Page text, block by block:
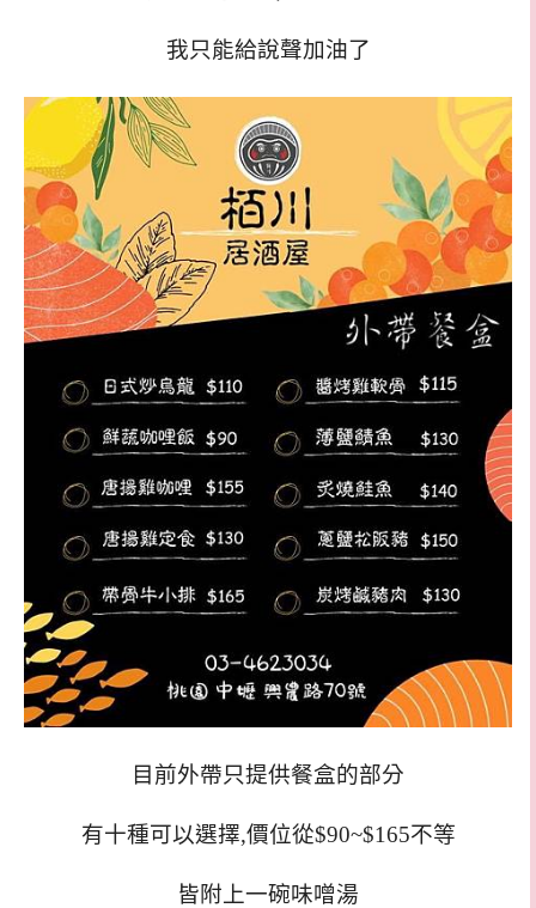
我只能給說聲加油了
目前外帶只提供餐盒的部分
有十種可以選擇,價位從$90~$165不等
皆附上一碗味噌湯